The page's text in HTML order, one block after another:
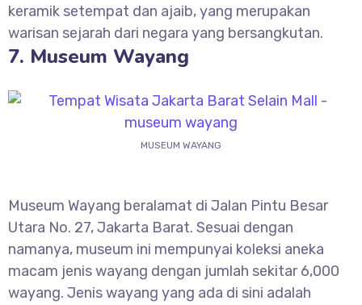
keramik setempat dan ajaib, yang merupakan
warisan sejarah dari negara yang bersangkutan.
7. Museum Wayang
MUSEUM WAYANG
Museum Wayang beralamat di Jalan Pintu Besar
Utara No. 27, Jakarta Barat. Sesuai dengan
namanya, museum ini mempunyai koleksi aneka
macam jenis wayang dengan jumlah sekitar 6,000
wayang. Jenis wayang yang ada di sini adalah